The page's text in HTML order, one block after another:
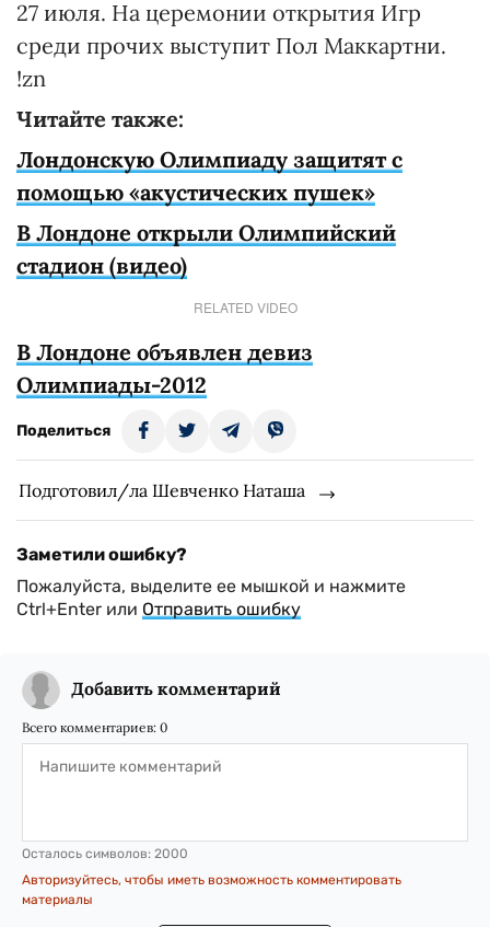
27 июля. На церемонии открытия Игр
среди прочих выступит Пол Маккартни.
!zn
Читайте также:
Лондонскую Олимпиаду защитят с
помощью «акустических пушек»
В Лондоне открыли Олимпийский
стадион (видео)
RELATED VIDEO
В Лондоне объявлен девиз
Олимпиады-2012
Поделиться
Подготовил/ла Шевченко Наташа
Заметили ошибку?
Пожалуйста, выделите ее мышкой и нажмите
Ctrl+Enter или Отправить ошибку
Добавить комментарий
Всего комментариев: 0
Осталось символов: 2000
Авторизуйтесь, чтобы иметь возможность комментировать
материалы